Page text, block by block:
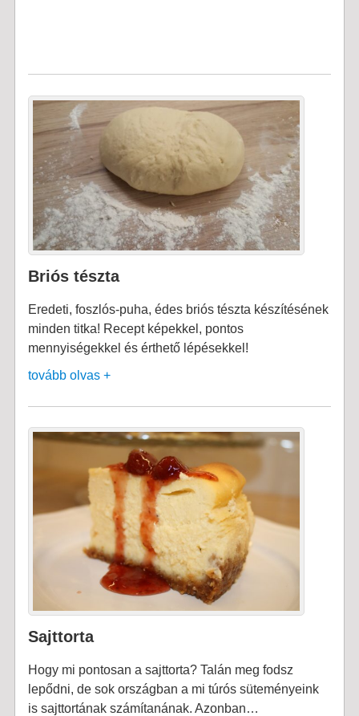
Briós tészta
Eredeti, foszlós-puha, édes briós tészta készítésének
minden titka! Recept képekkel, pontos
mennyiségekkel és érthető lépésekkel!
tovább olvas +
Sajttorta
Hogy mi pontosan a sajttorta? Talán meg fodsz
lepődni, de sok országban a mi túrós süteményeink
is sajttortának számítanának. Azonban…